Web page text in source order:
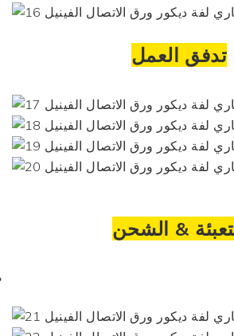
تدفق العمل
& الشحن